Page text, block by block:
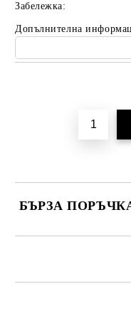
Забележка:
Допълнителна
БЪРЗА